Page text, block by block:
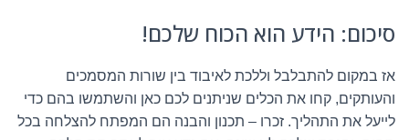
סיכום: הידע הוא הכוח שלכם!
אז במקום להתבלבל וללכת לאיבוד בין שורות המסמכים
והעותקים, קחו את הכלים שניתנים לכם כאן והשתמשו בהם כדי
לייעל את התהליך. זכרו – תכנון והבנה הם המפתח להצלחה בכל